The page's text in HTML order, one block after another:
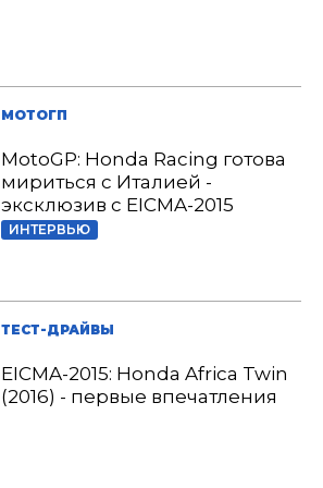
МОТОГП
MotoGP: Honda Racing готова
мириться с Италией -
эксклюзив с EICMA-2015
ИНТЕРВЬЮ
ТЕСТ-ДРАЙВЫ
EICMA-2015: Honda Africa Twin
(2016) - первые впечатления